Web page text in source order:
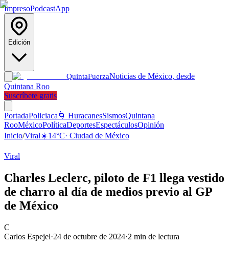
ImpresoPodcastApp
Edición
QuintaFuerzaNoticias de México, desde
Quintana Roo
Suscríbete gratis
PortadaPoliciaca 🌀 HuracanesSismosQuintana
RooMéxicoPolíticaDeportesEspectáculosOpinión
Inicio/Viral☀️14°C· Ciudad de México
Viral
Charles Leclerc, piloto de F1 llega vestido
de charro al día de medios previo al GP
de México
C
Carlos Espejel·24 de octubre de 2024·2 min de lectura